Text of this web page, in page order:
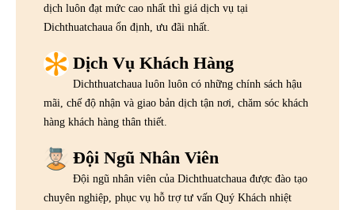
dịch luôn đạt mức cao nhất thì giá dịch vụ tại
Dichthuatchaua ổn định, ưu đãi nhất.
Dịch Vụ Khách Hàng
Dichthuatchaua luôn luôn có những chính sách hậu
mãi, chế độ nhận và giao bản dịch tận nơi, chăm sóc khách
hàng khách hàng thân thiết.
Đội Ngũ Nhân Viên
Đội ngũ nhân viên của Dichthuatchaua được đào tạo
chuyên nghiệp, phục vụ hỗ trợ tư vấn Quý Khách nhiệt